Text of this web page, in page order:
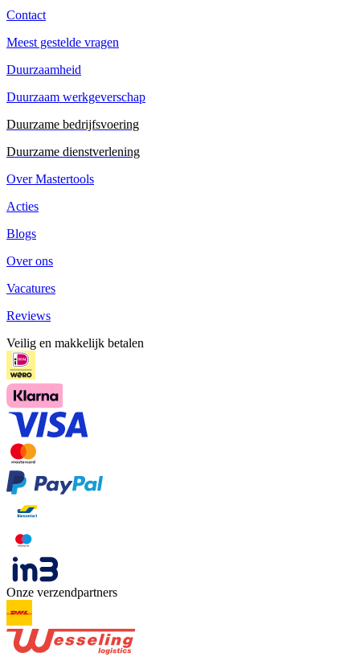
Contact
Meest gestelde vragen
Duurzaamheid
Duurzaam werkgeverschap
Duurzame bedrijfsvoering
Duurzame dienstverlening
Over Mastertools
Acties
Blogs
Over ons
Vacatures
Reviews
Veilig en makkelijk betalen
Onze verzendpartners